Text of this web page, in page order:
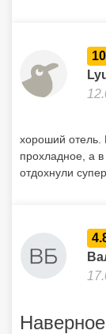
10
хороший
прохладное, а в
отдохнули